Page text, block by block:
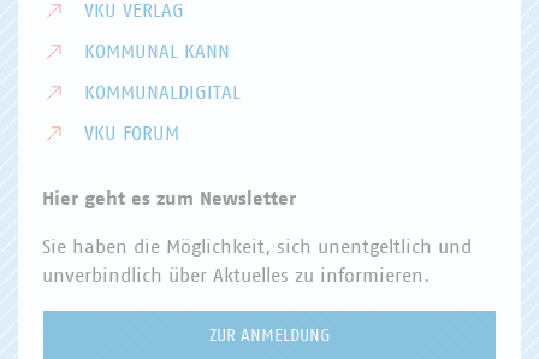
VKU VERLAG
KOMMUNAL KANN
KOMMUNALDIGITAL
VKU FORUM
Hier geht es zum Newsletter
Sie haben die Möglichkeit, sich unentgeltlich und
unverbindlich über Aktuelles zu informieren.
ZUR ANMELDUNG